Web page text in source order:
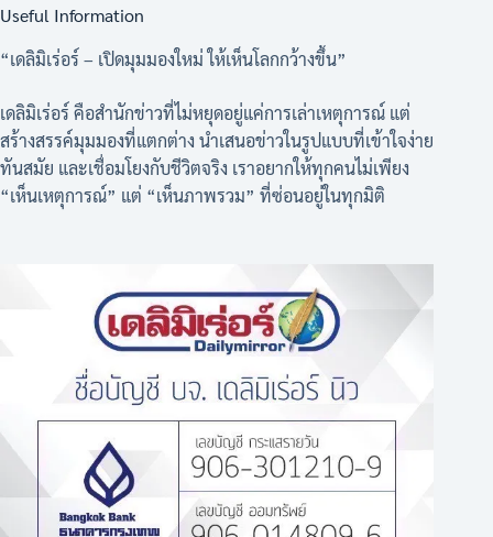
Useful Information
“เดลิมิเร่อร์ – เปิดมุมมองใหม่ ให้เห็นโลกกว้างขึ้น”
เดลิมิเร่อร์ คือสำนักข่าวที่ไม่หยุดอยู่แค่การเล่าเหตุการณ์ แต่
สร้างสรรค์มุมมองที่แตกต่าง นำเสนอข่าวในรูปแบบที่เข้าใจง่าย
ทันสมัย และเชื่อมโยงกับชีวิตจริง เราอยากให้ทุกคนไม่เพียง
“เห็นเหตุการณ์” แต่ “เห็นภาพรวม” ที่ซ่อนอยู่ในทุกมิติ